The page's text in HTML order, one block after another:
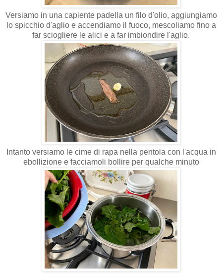
Versiamo in una capiente padella un filo d'olio, aggiungiamo
lo spicchio d'aglio e accendiamo il fuoco, mescoliamo fino a
far sciogliere le alici e a far imbiondire l'aglio.
Intanto versiamo le cime di rapa nella pentola con l'acqua in
ebollizione e facciamoli bollire per qualche minuto